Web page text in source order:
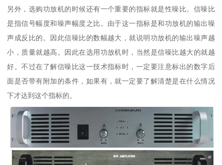
另外，选购功放机的时候还有一个重要的指标就是性噪比。信噪比
是指信号幅度和噪声幅度之比。由于这一指标是和功放机的输出噪
声成反比的。因此信噪比的数幅越大，就说明功放机的输出噪声越
小，质量就越高。因此在选用功放机时，当然是信噪比越大的就越
好。不过在了解信噪比这一技术指标时，一定要注意标出的数字后
面是否带有附加的条件，如果有，就一定要了解清楚是在什么情况
下才达到这个指标的。